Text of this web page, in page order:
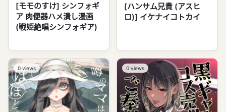
[モモのすけ] シンフォギ
ア 肉便器ハメ潰し漫画
(戦姫絶唱シンフォギア)
[ハンサム兄貴 (アスヒ
ロ)] イケナイコトカイ
0 views 0 views